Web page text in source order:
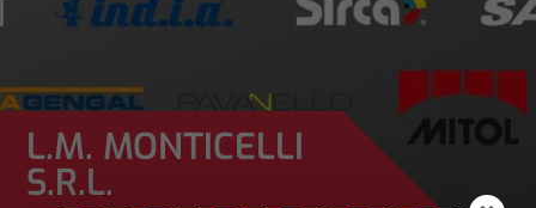
L.M. MONTICELLI
S.R.L.